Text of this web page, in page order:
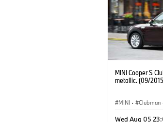
MINI Cooper S
metallic. (09/
MINI · Clubman
Wed Aug 05